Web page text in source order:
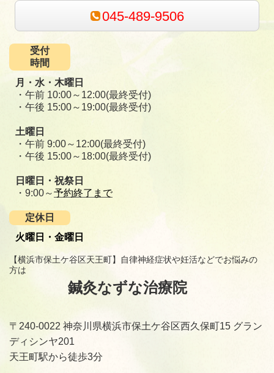
045-489-9506
受付
時間
月・水・木曜日
・午前 10:00～12:00(最終受付)
・午後 15:00～19:00(最終受付)
土曜日
・午前 9:00～12:00(最終受付)
・午後 15:00～18:00(最終受付)
日曜日・祝祭日
・9:00～予約終了まで
定休日
火曜日・金曜日
【横浜市保土ケ谷区天王町】自律神経症状や妊活などでお悩みの
方は
鍼灸なずな治療院
〒240-0022 神奈川県横浜市保土ケ谷区西久保町15 グラン
ディシンヤ201
天王町駅から徒歩3分